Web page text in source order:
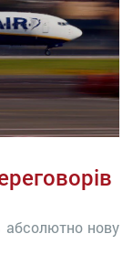
абсолютно нову